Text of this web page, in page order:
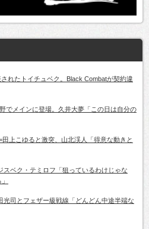
されたトイチュベク。Black Combatが契約違
でメインに登場。久井大夢「この日は自分の
田上こゆると激突、山北渓人「得意な動きと
スベク・テミロフ「狙っているわけじゃな
光司とフェザー級戦線「どんどん中途半端な